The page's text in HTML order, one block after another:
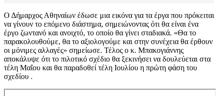
Ο Δήμαρχος Αθηναίων έδωσε μια εικόνα για τα έργα που πρόκειται
να γίνουν το επόμενο διάστημα, σημειώνοντας ότι θα είναι ένα
έργο ζωντανό και ανοιχτό, το οποίο θα γίνει σταδιακά. «Θα το
παρακολουθούμε, θα το αξιολογούμε και στην συνέχεια θα έρθουν
οι μόνιμες αλλαγές» σημείωσε. Τέλος ο κ. Μπακογιάννης
αποκάλυψε ότι το πιλοτικό σχέδιο θα ξεκινήσει να δουλεύεται στα
τέλη Μαΐου και θα παραδοθεί τέλη Ιουλίου η πρώτη φάση του
σχεδίου .